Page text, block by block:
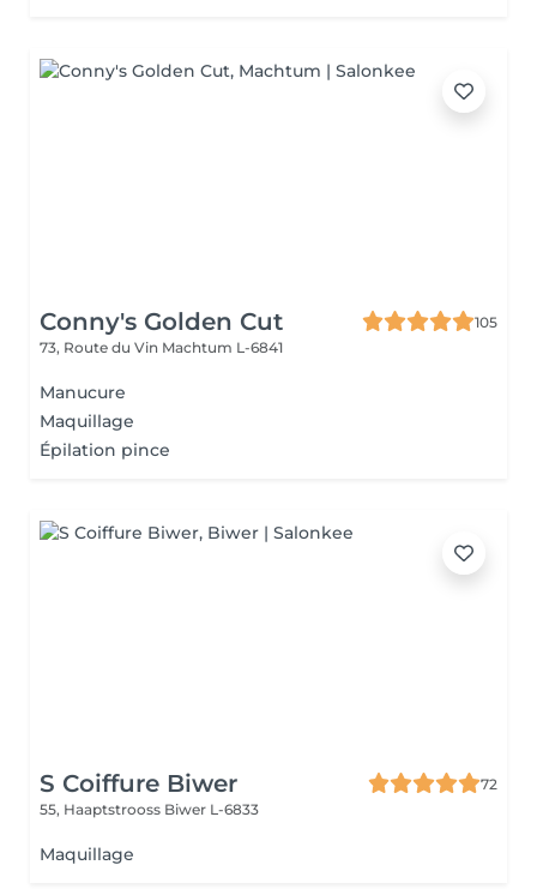
Conny's Golden Cut
105
73, Route du Vin Machtum L-6841
Manucure
Maquillage
Épilation pince
S Coiffure Biwer
72
55, Haaptstrooss Biwer L-6833
Maquillage